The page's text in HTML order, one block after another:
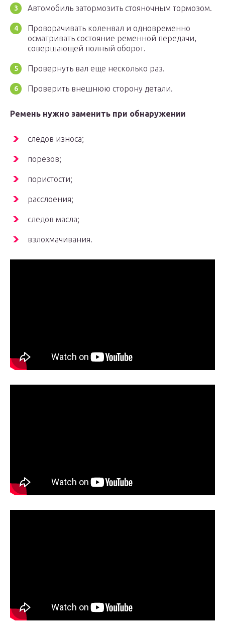
Автомобиль затормозить стояночным тормозом.
Проворачивать коленвал и одновременно
осматривать состояние ременной передачи,
совершающей полный оборот.
Провернуть вал еще несколько раз.
Проверить внешнюю сторону детали.
Ремень нужно заменить при обнаружении
следов износа;
порезов;
пористости;
расслоения;
следов масла;
взлохмачивания.